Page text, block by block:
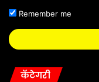
Remember me
कॅटेगरी